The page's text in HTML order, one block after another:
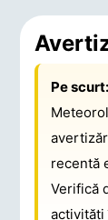
Pe scurt:
recentă
Verifică
activități